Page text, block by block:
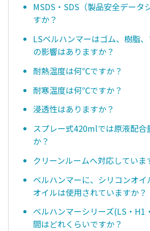
MSDS・SDS（製品安全データ
すか？
LSベルハンマーはゴム、樹脂
の影響はありますか？
耐熱温度は何℃ですか？
耐寒温度は何℃ですか？
浸透性はありますか？
スプレー式420mlでは原液配合
か？
クリーンルームへ対応していま
ベルハンマーに、シリコンオイ
オイルは使用されていますか？
ベルハンマーシリーズ(LS・H1
間はどれくらいですか？